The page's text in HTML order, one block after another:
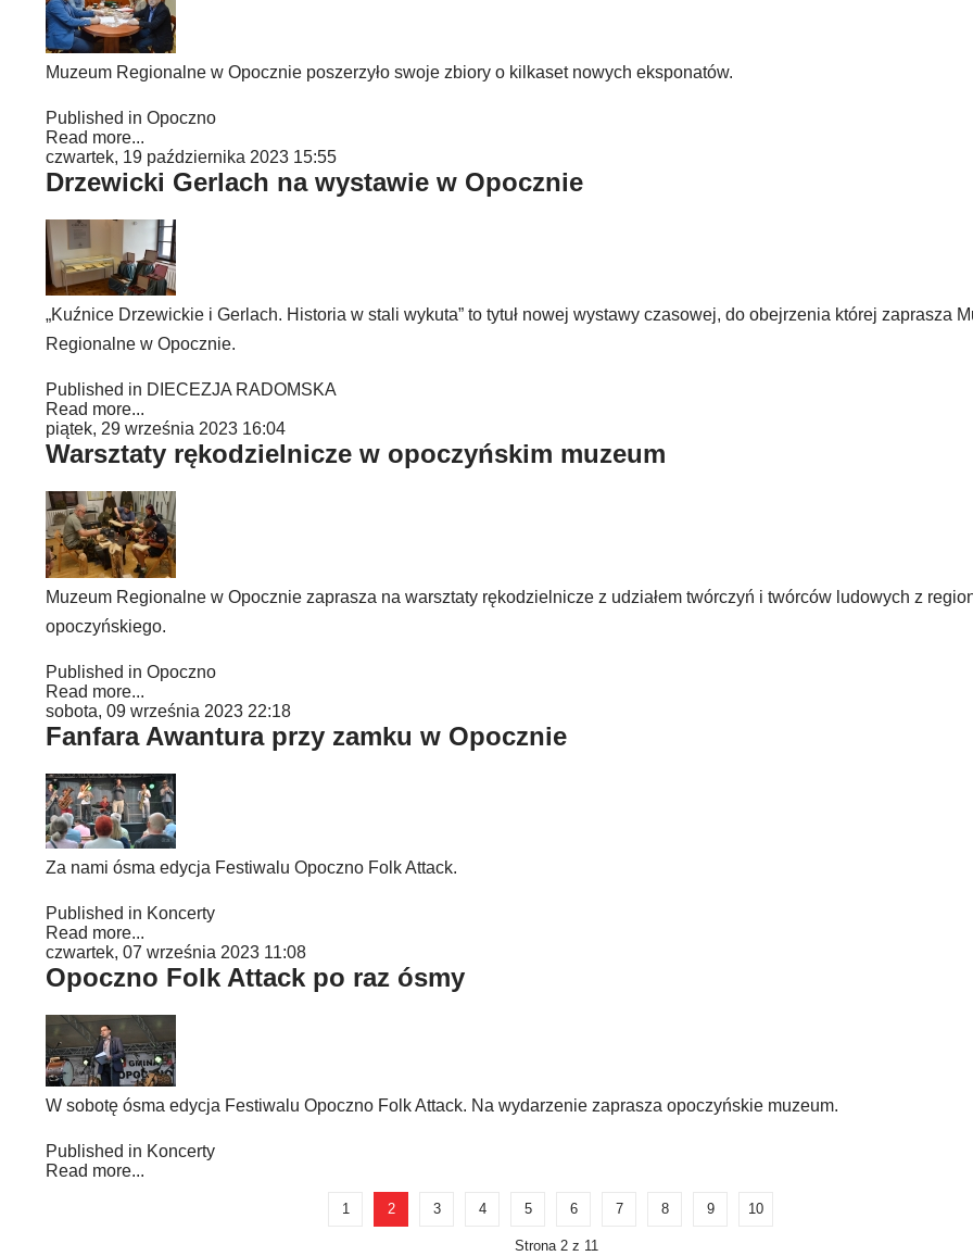
Muzeum Regionalne w Opocznie poszerzyło swoje zbiory o kilkaset nowych eksponatów.
Published in Opoczno
Read more...
czwartek, 19 października 2023 15:55
Drzewicki Gerlach na wystawie w Opocznie
„Kuźnice Drzewickie i Gerlach. Historia w stali wykuta” to tytuł nowej wystawy czasowej, do obejrzenia której zaprasza
Regionalne w Opocznie.
Published in DIECEZJA RADOMSKA
Read more...
piątek, 29 września 2023 16:04
Warsztaty rękodzielnicze w opoczyńskim muzeum
Muzeum Regionalne w Opocznie zaprasza na warsztaty rękodzielnicze z udziałem twórczyń i twórców ludowych z
opoczyńskiego.
Published in Opoczno
Read more...
sobota, 09 września 2023 22:18
Fanfara Awantura przy zamku w Opocznie
Za nami ósma edycja Festiwalu Opoczno Folk Attack.
Published in Koncerty
Read more...
czwartek, 07 września 2023 11:08
Opoczno Folk Attack po raz ósmy
W sobotę ósma edycja Festiwalu Opoczno Folk Attack. Na wydarzenie zaprasza opoczyńskie muzeum.
Published in Koncerty
Read more...
1 2 3 4 5 6 7 8 9 10
Strona 2 z 11